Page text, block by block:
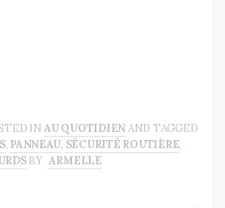
INAU QUOTIDIENAND TAGGED
, PANNEAU, SÉCURITÉ ROUTIÈRE,
BY ARMELLE